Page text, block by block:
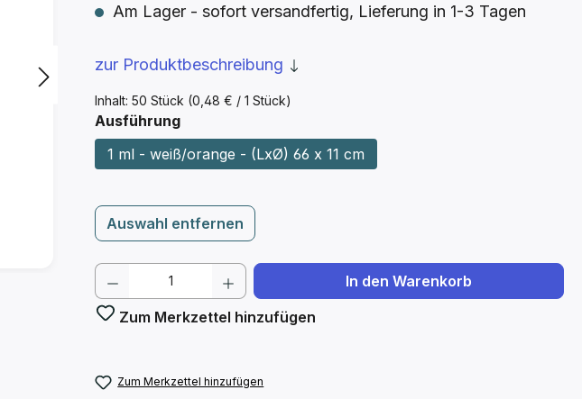
Inhalt: 50 Stück (0,48 € / 1 Stück)
Am Lager - sofort versandfertig, Lieferung in 1-3 Tagen
zur Produktbeschreibung
Ausführungauswählen
1 ml - weiß/orange - (LxØ) 66 x 11 cm
Auswahl entfernen
Produkt Anzahl: Gib den gewünschten Wert
In den Warenkorb
Zum Merkzettel hinzufügen
Zum Merkzettel hinzufügen